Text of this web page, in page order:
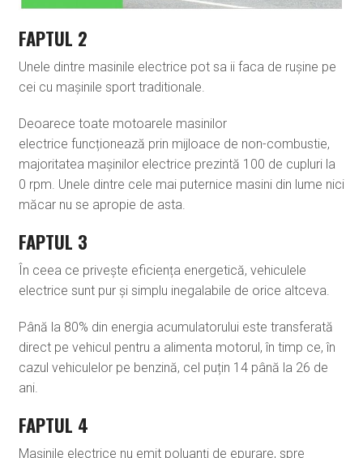
FAPTUL 2
Unele dintre masinile electrice pot sa ii faca de rușine pe
cei cu mașinile sport traditionale.
Deoarece toate motoarele masinilor
electrice funcționează prin mijloace de non-combustie,
majoritatea mașinilor electrice prezintă 100 de cupluri la
0 rpm. Unele dintre cele mai puternice masini din lume nici
măcar nu se apropie de asta.
FAPTUL 3
În ceea ce privește eficiența energetică, vehiculele
electrice sunt pur și simplu inegalabile de orice altceva.
Până la 80% din energia acumulatorului este transferată
direct pe vehicul pentru a alimenta motorul, în timp ce, în
cazul vehiculelor pe benzină, cel puțin 14 până la 26 de
ani.
FAPTUL 4
Mașinile electrice nu emit poluanți de epurare, spre